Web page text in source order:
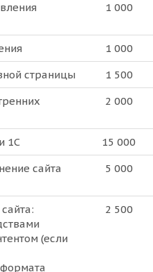
1 000
1 000
страницы
1 500
2 000
1С
15 000
сайта
5 000
(если
2 500